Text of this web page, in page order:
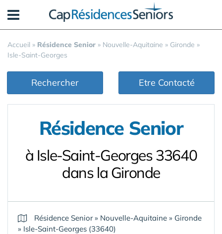
Accueil » Résidence Senior » Nouvelle-Aquitaine » Gironde »
Isle-Saint-Georges
Rechercher Etre Contacté
Résidence Senior
à Isle-Saint-Georges 33640
dans la Gironde
Résidence Senior» Nouvelle-Aquitaine » Gironde
» Isle-Saint-Georges (33640)